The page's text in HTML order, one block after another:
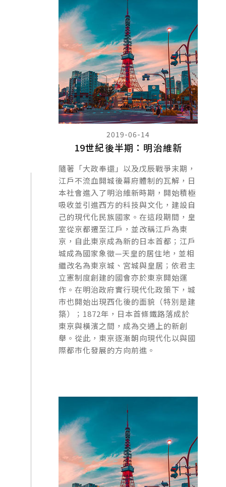
2019-06-14
19世紀後半期：明治維新
隨著「大政奉還」以及戊辰戰爭末期，
江戶不流血開城後幕府體制的瓦解，日
本社會進入了明治維新時期，開始積極
吸收並引進西方的科技與文化，建設自
己的現代化民族國家。在這段期間，皇
室從京都遷至江戶，並改稱江戶為東
京，自此東京成為新的日本首都；江戶
城成為國家象徵—天皇的居住地，並相
繼改名為東京城、宮城與皇居；依君主
立憲制度創建的國會亦於東京開始運
作。在明治政府實行現代化政策下，城
市也開始出現西化後的面貌（特別是建
築）；1872年，日本首條鐵路落成於
東京與橫濱之間，成為交通上的新創
舉。從此，東京逐漸朝向現代化以與國
際都市化發展的方向前進。